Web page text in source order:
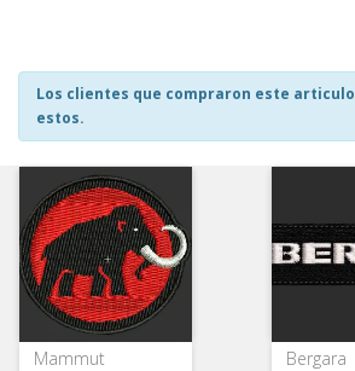
Los clientes que compraron este
estos.
Mammut Bergara